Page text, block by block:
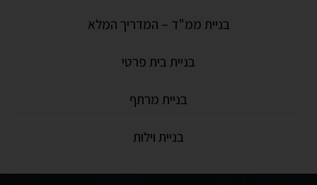
בניית ממ"ד – המדריך המלא
בניית בית פרטי
בניית מרתף
בניית וילות